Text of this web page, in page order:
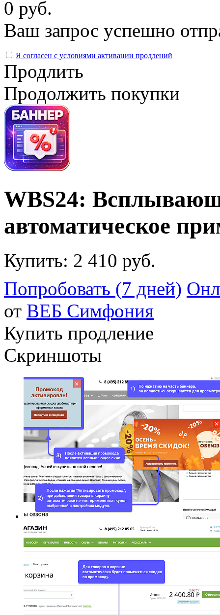
0 руб.
Ваш запрос успешно
Я согласен с условиями активации продлений
Продлить
Продолжить покупки
WBS24:
автоматическое
Купить: 2 410 руб.
Попробовать (7 дней)
от ВЕБ Cимфония
Купить продление
Скриншоты